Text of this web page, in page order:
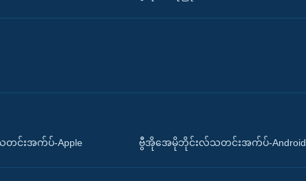
င်းအက်ပ်-Apple ဗွီအိုအေမိုဘိုင်းလ်သတင်းအက်ပ်-Android